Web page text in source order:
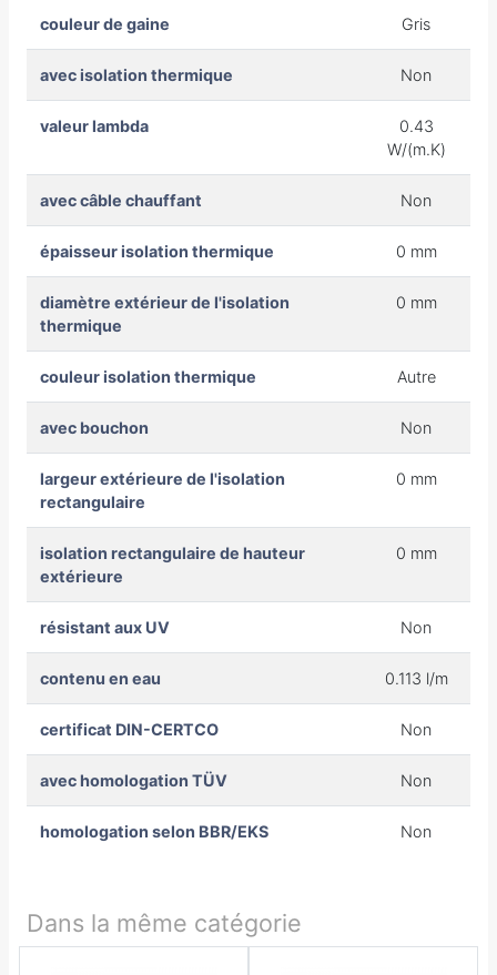
couleur de gaine Gris
avec isolation thermique Non
valeur lambda
0.43
W/(m.K)
avec câble chauffant Non
épaisseur isolation thermique 0 mm
diamètre extérieur de l'isolation
thermique
0 mm
couleur isolation thermique Autre
avec bouchon Non
largeur extérieure de l'isolation
rectangulaire
0 mm
isolation rectangulaire de hauteur
extérieure
0 mm
résistant aux UV Non
contenu en eau 0.113 l/m
certificat DIN-CERTCO Non
avec homologation TÜV Non
homologation selon BBR/EKS Non
Dans la même catégorie